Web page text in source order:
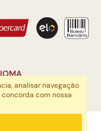
29.752.781/0001-52
analisar navegação
com nossa